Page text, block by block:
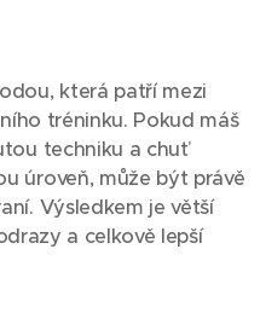
která patří mezi
tréninku. Pokud máš
techniku a chuť
úroveň, může být právě
Výsledkem je větší
a celkově lepší